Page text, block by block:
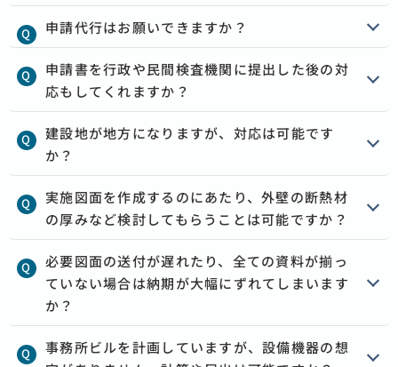
申請代行はお願いできますか？
申請書を行政や民間検査機関に提出した後の対
応もしてくれますか？
建設地が地方になりますが、対応は可能です
か？
実施図面を作成するのにあたり、外壁の断熱材
の厚みなど検討してもらうことは可能ですか？
必要図面の送付が遅れたり、全ての資料が揃っ
ていない場合は納期が大幅にずれてしまいます
か？
事務所ビルを計画していますが、設備機器の想